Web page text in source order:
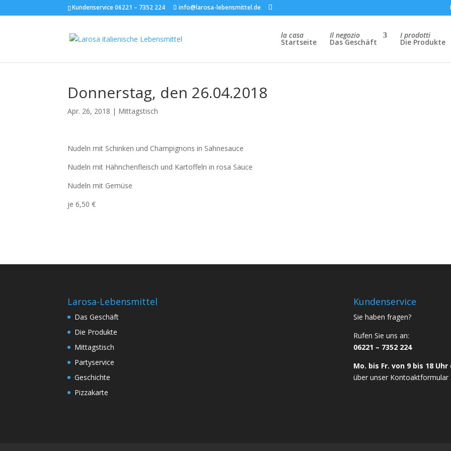
Kundenservice 06221 – 7352 224 info@larosa-lebensmittel.de
la casa
Startseite
Il negozio
Das Geschäft
I prodotti
Die Produkte
Donnerstag, den 26.04.2018
Apr. 26, 2018 | Mittagstisch
Nudeln mit Schinken und Champignons in Sahnesauce
Nudeln mit Hähnchenfleisch und Kartoffeln in rosa Sauce
Nudeln mit Gemüse
je 6,50 €
Larosa-Lebensmittel
Das Geschäft
Die Produkte
Mittagstisch
Partyservice
Geschichte
Pizzakarte
Kundenservice
Sie haben fragen?
Rufen Sie uns an:
06221 – 7352 224
Mo. bis Fr. von 9 bis 18 Uhr
über unser Kontoaktformular